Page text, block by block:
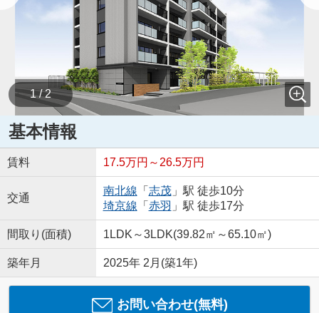
1 / 2
基本情報
賃料 17.5万円～26.5万円
交通
南北線 「 志茂」駅 徒歩10分
埼京線 「 赤羽 」駅 徒歩17分
間取り(面積) 1LDK～3LDK(39.82㎡～65.10㎡)
築年月 2025年 2月(築1年)
お問い合わせ(無料)